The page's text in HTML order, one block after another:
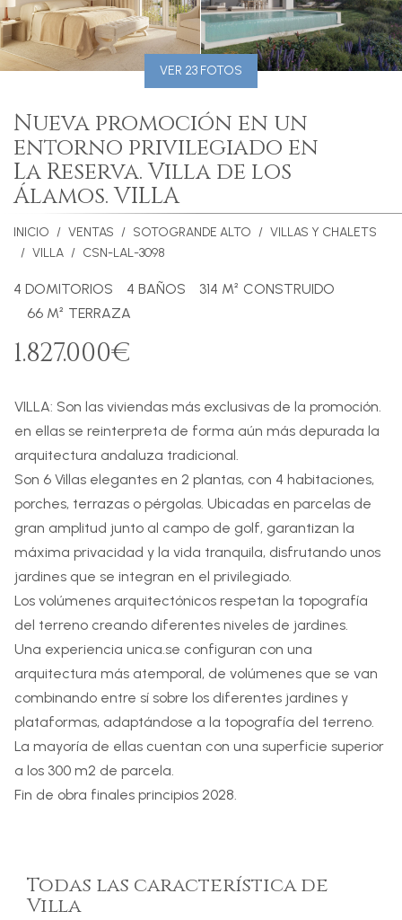
VER 23 FOTOS
Nueva promoción en un
entorno privilegiado en
La Reserva. Villa de los
Álamos. VILLA
INICIO VENTAS SOTOGRANDE ALTO
VILLAS Y CHALETS
VILLA
CSN-LAL-3098
4 DOMITORIOS 4 BAÑOS
314 M² CONSTRUIDO
66 M² TERRAZA
1.827.000€
VILLA: Son las viviendas más exclusivas de la promoción.
en ellas se reinterpreta de forma aún más depurada la
arquitectura andaluza tradicional.
Son 6 Villas elegantes en 2 plantas, con 4 habitaciones,
porches, terrazas o pérgolas. Ubicadas en parcelas de
gran amplitud junto al campo de golf, garantizan la
máxima privacidad y la vida tranquila, disfrutando unos
jardines que se integran en el privilegiado.
Los volúmenes arquitectónicos respetan la topografía
del terreno creando diferentes niveles de jardines.
Una experiencia unica.se configuran con una
arquitectura más atemporal, de volúmenes que se van
combinando entre sí sobre los diferentes jardines y
plataformas, adaptándose a la topografía del terreno.
La mayoría de ellas cuentan con una superficie superior
a los 300 m2 de parcela.
Fin de obra finales principios 2028.
Todas las característica de
Villa